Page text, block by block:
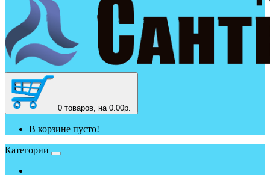
0 товаров, на 0.00р.
В корзине пусто!
Категории